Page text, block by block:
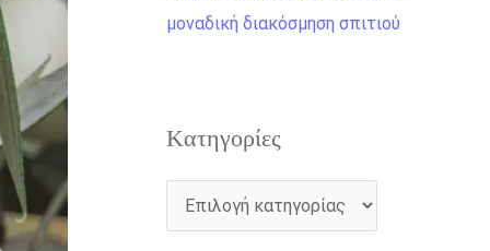
μοναδική διακόσμηση σπιτιού
Kατηγορίες